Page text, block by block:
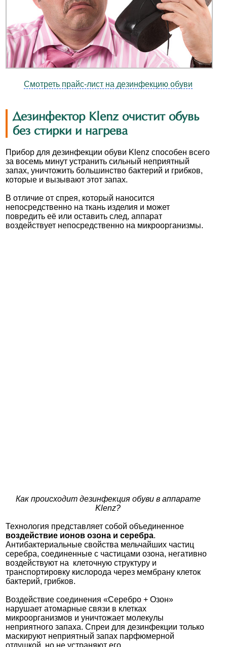
Смотреть прайс-лист на дезинфекцию обуви
Дезинфектор Klenz очистит обувь
без стирки и нагрева
Прибор для дезинфекции обуви Klenz способен всего
за восемь минут устранить сильный неприятный
запах, уничтожить большинство бактерий и грибков,
которые и вызывают этот запах.
В отличие от спрея, который наносится
непосредственно на ткань изделия и может
повредить её или оставить след, аппарат
воздействует непосредственно на микроорганизмы.
Как происходит дезинфекция обуви в аппарате
Klenz?
Технология представляет собой объединенное
воздействие ионов озона и серебра.
Антибактериальные свойства мельчайших частиц
серебра, соединенные с частицами озона, негативно
воздействуют на клеточную структуру и
транспортировку кислорода через мембрану клеток
бактерий, грибков.
Воздействие соединения «Серебро + Озон»
нарушает атомарные связи в клетках
микроорганизмов и уничтожает молекулы
неприятного запаха. Спреи для дезинфекции только
маскируют неприятный запах парфюмерной
отдушкой, но не устраняют его.